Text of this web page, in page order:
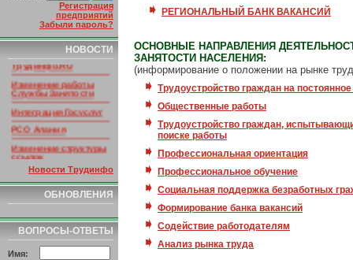
Регистрация
предприятий
Забыли пароль?
НОВОСТИ
НОВОСТИ ПОРТАЛА
Умер основатель
Трудинфо.RU
Изменение работы
Службы Занятости
Интеграция Госуслуг
РСО Алания
Изменение структуры
ссылок
Новости Трудинфо
ОБНОВЛЕНИЯ
ВОПРОСЫ-ОТВЕТЫ
Имя:
РЕГИОНАЛЬНЫЙ БАНК ВАКАНСИЙ
ОСНОВНЫЕ НАПРАВЛЕНИЯ
ЗАНЯТОСТИ НАСЕЛЕНИЯ:
(информирование о положении на рынке
Трудоустройство граждан на
Общественные работы
Трудоустройство граждан,
поиске работы
Профессиональная ориентация
Профессиональное обучение
Социальная поддержка безработных
Формирование банка вакансий
Содействие работодателям
Анализ рынка труда